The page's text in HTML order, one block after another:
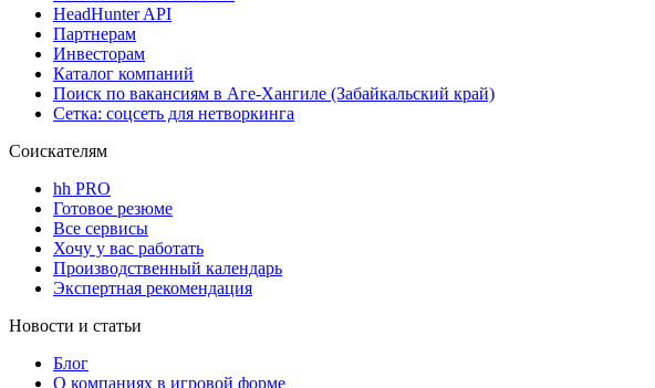
HeadHunter API
Партнерам
Инвесторам
Каталог компаний
Поиск по вакансиям в Аге-Хангиле (Забайкальский край)
Сетка: соцсеть для нетворкинга
Соискателям
hh PRO
Готовое резюме
Все сервисы
Хочу у вас работать
Производственный календарь
Экспертная рекомендация
Новости и статьи
Блог
О компаниях в игровой форме